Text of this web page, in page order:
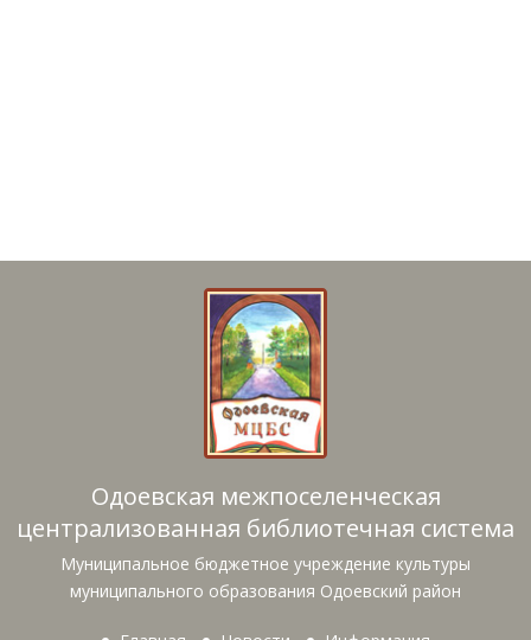
Одоевская межпоселенческая
централизованная библиотечная система
Муниципальное бюджетное учреждение культуры
муниципального образования Одоевский район